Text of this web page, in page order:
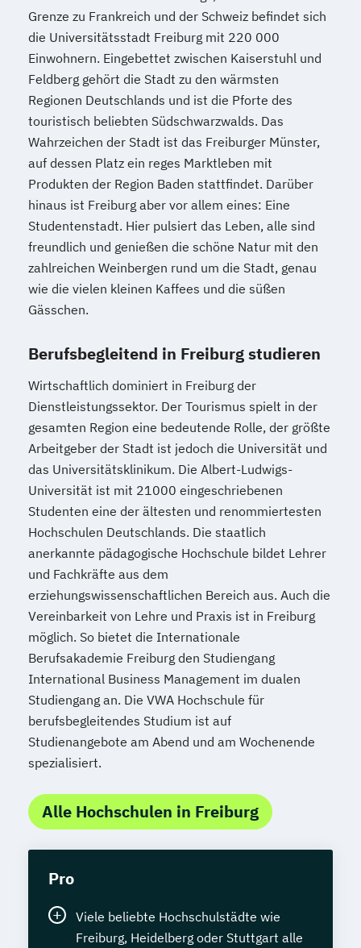
Grenze zu Frankreich und der Schweiz befindet sich
die Universitätsstadt Freiburg mit 220 000
Einwohnern. Eingebettet zwischen Kaiserstuhl und
Feldberg gehört die Stadt zu den wärmsten
Regionen Deutschlands und ist die Pforte des
touristisch beliebten Südschwarzwalds. Das
Wahrzeichen der Stadt ist das Freiburger Münster,
auf dessen Platz ein reges Marktleben mit
Produkten der Region Baden stattfindet. Darüber
hinaus ist Freiburg aber vor allem eines: Eine
Studentenstadt. Hier pulsiert das Leben, alle sind
freundlich und genießen die schöne Natur mit den
zahlreichen Weinbergen rund um die Stadt, genau
wie die vielen kleinen Kaffees und die süßen
Gässchen.
Berufsbegleitend in Freiburg studieren
Wirtschaftlich dominiert in Freiburg der
Dienstleistungssektor. Der Tourismus spielt in der
gesamten Region eine bedeutende Rolle, der größte
Arbeitgeber der Stadt ist jedoch die Universität und
das Universitätsklinikum. Die Albert-Ludwigs-
Universität ist mit 21000 eingeschriebenen
Studenten eine der ältesten und renommiertesten
Hochschulen Deutschlands. Die staatlich
anerkannte pädagogische Hochschule bildet Lehrer
und Fachkräfte aus dem
erziehungswissenschaftlichen Bereich aus. Auch die
Vereinbarkeit von Lehre und Praxis ist in Freiburg
möglich. So bietet die Internationale
Berufsakademie Freiburg den Studiengang
International Business Management im dualen
Studiengang an. Die VWA Hochschule für
berufsbegleitendes Studium ist auf
Studienangebote am Abend und am Wochenende
spezialisiert.
Alle Hochschulen in Freiburg
Pro
Viele beliebte Hochschulstädte wie
Freiburg, Heidelberg oder Stuttgart alle